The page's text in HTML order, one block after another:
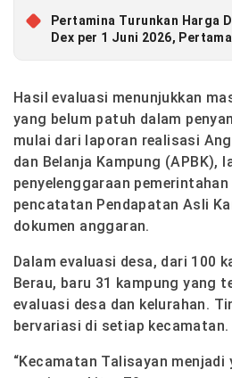
Pertamina Turunkan Harga
Dex per 1 Juni 2026,
Hasil evaluasi menunjukkan
yang belum patuh dalam
mulai dari laporan realisasi
dan Belanja Kampung (APBK),
penyelenggaraan
pencatatan Pendapatan Asli
dokumen anggaran.
Dalam evaluasi desa, dari 100
Berau, baru 31 kampung yang
evaluasi desa dan kelurahan.
bervariasi di setiap kecamatan.
“Kecamatan Talisayan